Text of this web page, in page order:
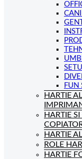
CANI
FUN
HARTIE
HARTIE
HARTIE
ROLE
HARTIE